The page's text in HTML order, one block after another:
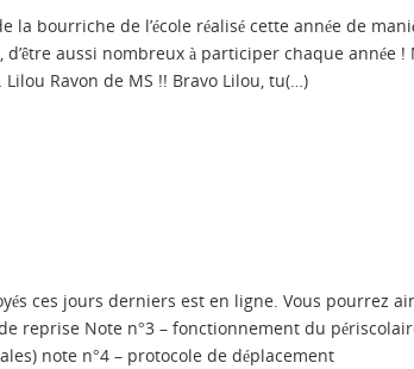
la bourriche de l’école réalisé cette année de
aussi nombreux à participer chaque année
Ravon de MS !! Bravo Lilou, tu(…)
ces jours derniers est en ligne. Vous pourrez
reprise Note n°3 – fonctionnement du
note n°4 – protocole de déplacement